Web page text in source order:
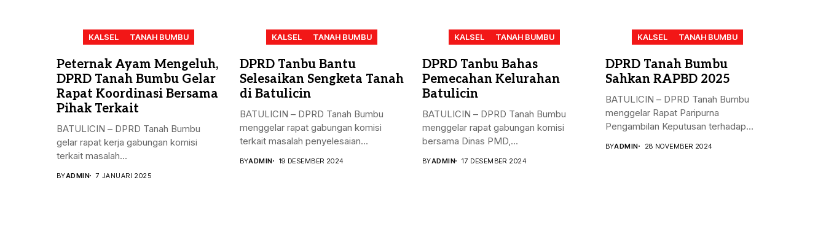
KALSEL TANAH BUMBU
Peternak Ayam Mengeluh,
DPRD Tanah Bumbu Gelar
Rapat Koordinasi Bersama
Pihak Terkait
BATULICIN – DPRD Tanah Bumbu
gelar rapat kerja gabungan komisi
terkait masalah...
BYADMIN 7 JANUARI 2025
KALSEL TANAH BUMBU
DPRD Tanbu Bantu
Selesaikan Sengketa Tanah
di Batulicin
BATULICIN – DPRD Tanah Bumbu
menggelar rapat gabungan komisi
terkait masalah penyelesaian...
BYADMIN 19 DESEMBER 2024
KALSEL TANAH BUMBU
DPRD Tanbu Bahas
Pemecahan Kelurahan
Batulicin
BATULICIN – DPRD Tanah Bumbu
menggelar rapat gabungan komisi
bersama Dinas PMD,...
BYADMIN 17 DESEMBER 2024
KALSEL TANAH BUMBU
DPRD Tanah Bumbu
Sahkan RAPBD 2025
BATULICIN – DPRD Tanah Bumbu
menggelar Rapat Paripurna
Pengambilan Keputusan terhadap
BYADMIN 28 NOVEMBER 2024